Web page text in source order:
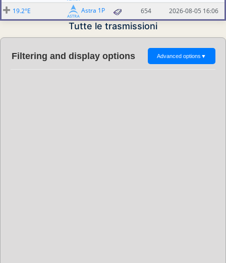
19.2°E
Astra 1P 654 2026-08-05 16:06
Tutte le trasmissioni
Filtering and display options Advanced options ▼